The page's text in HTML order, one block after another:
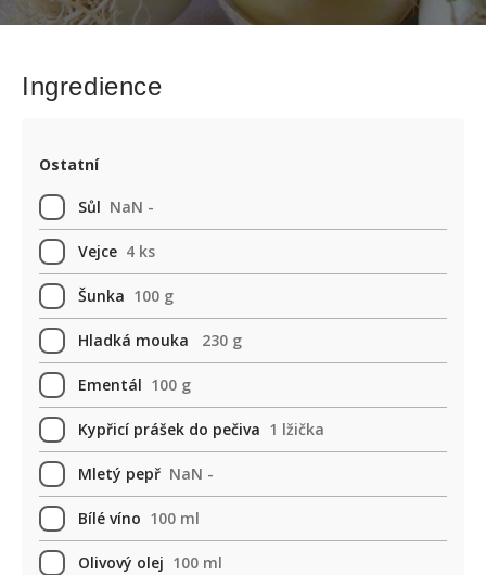
Ingredience
Ostatní
Sůl NaN -
Vejce 4 ks
Šunka 100 g
Hladká mouka 230 g
Ementál 100 g
Kypřicí prášek do pečiva 1 lžička
Mletý pepř NaN -
Bílé víno 100 ml
Olivový olej 100 ml